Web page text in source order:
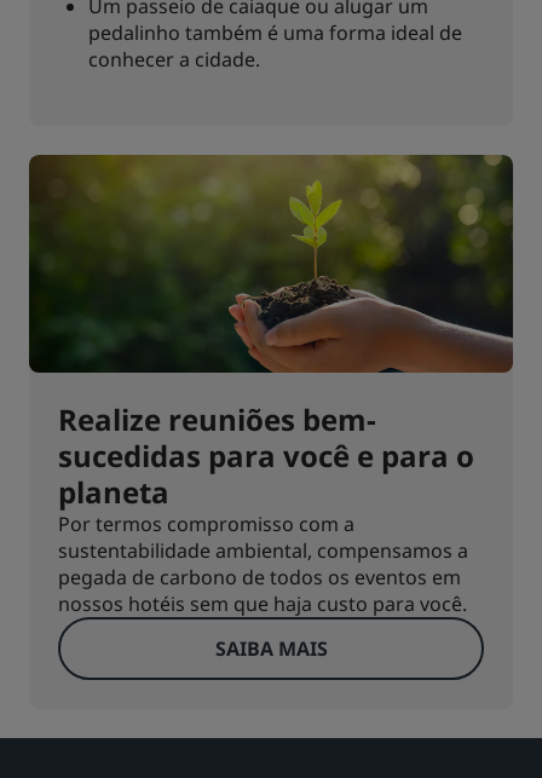
Um passeio de caiaque ou alugar um
pedalinho também é uma forma ideal de
conhecer a cidade.
Realize reuniões bem-
sucedidas para você e para o
planeta
Por termos compromisso com a
sustentabilidade ambiental, compensamos a
pegada de carbono de todos os eventos em
nossos hotéis sem que haja custo para você.
SAIBA MAIS